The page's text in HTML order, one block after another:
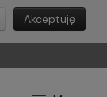
Akceptuję